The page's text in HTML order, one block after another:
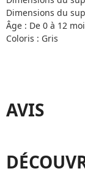
Dimensions du
Âge : De 0 à 12
Coloris : Gris
AVIS